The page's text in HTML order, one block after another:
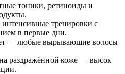
тоники, ретиноиды и
тренировки с
в первые дни.
— любые вырывающие волосы
раздражённой коже — высок